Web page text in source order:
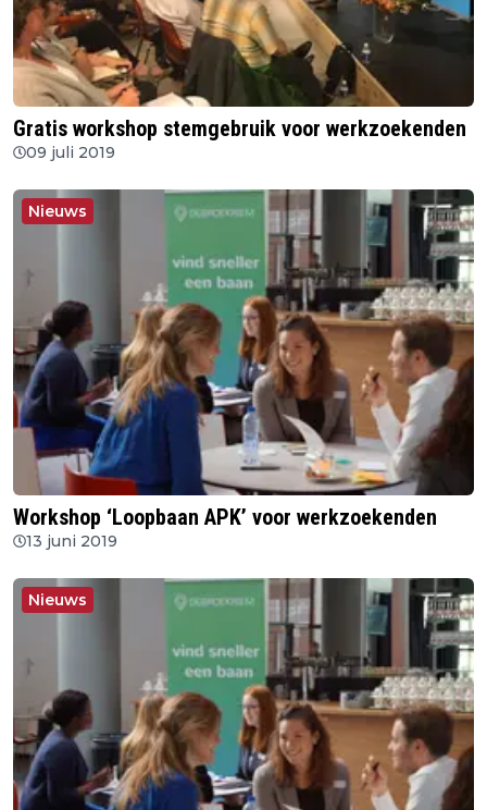
Gratis workshop stemgebruik voor werkzoekenden
09 juli 2019
Nieuws
Workshop ‘Loopbaan APK’ voor werkzoekenden
13 juni 2019
Nieuws